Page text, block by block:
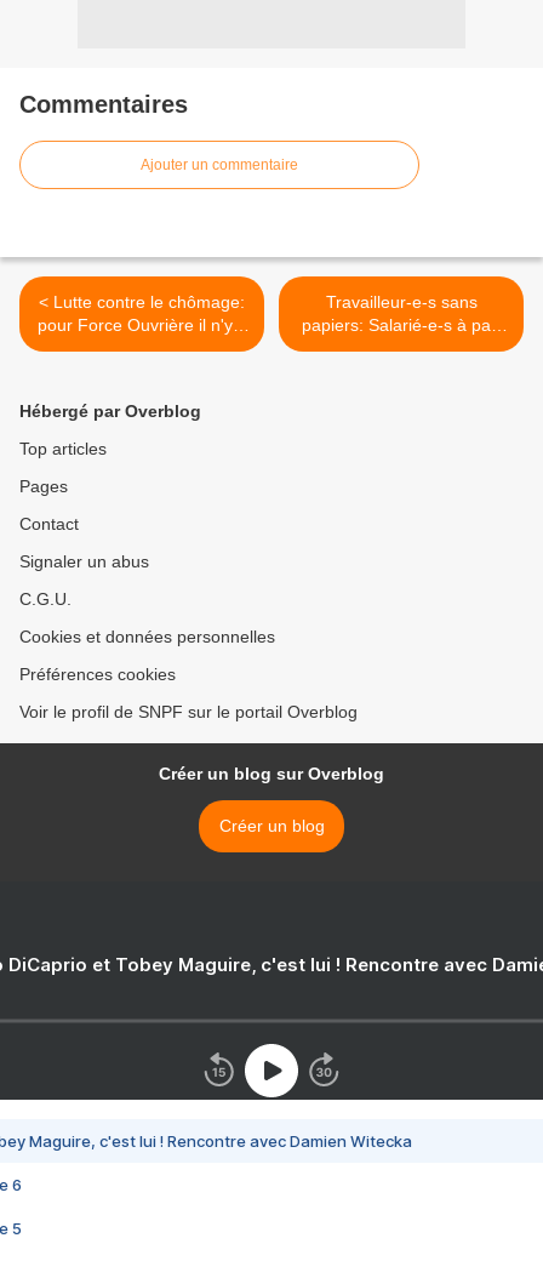
Commentaires
Ajouter un commentaire
< Lutte contre le chômage:
pour Force Ouvrière il n'y a
pas de fatalité!
Travailleur-e-s sans
papiers: Salarié-e-s à part
entière >
Hébergé par Overblog
Top articles
Pages
Contact
Signaler un abus
C.G.U.
Cookies et données personnelles
Préférences cookies
Voir le profil de SNPF sur le portail Overblog
Créer un blog sur Overblog
Créer un blog
DiCaprio et Tobey Maguire, c'est lui ! Rencontre avec
Maguire, c'est lui ! Rencontre avec Damien Witecka
6
5